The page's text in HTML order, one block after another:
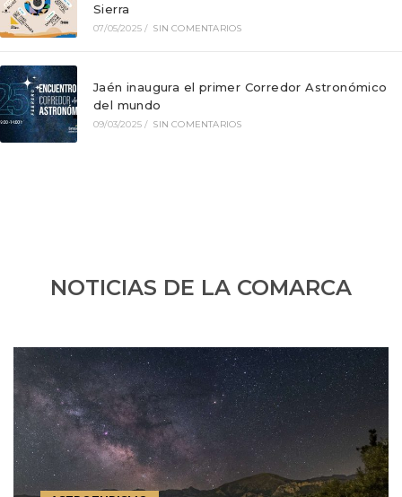
Sierra
07/05/2025 / SIN COMENTARIOS
Jaén inaugura el primer Corredor Astronómico
del mundo
09/03/2025 / SIN COMENTARIOS
NOTICIAS DE LA COMARCA